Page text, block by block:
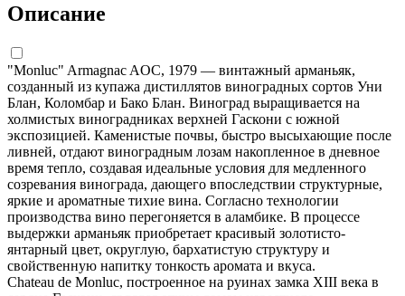
Описание
"Monluc" Armagnac AOC, 1979 — винтажный арманьяк,
созданный из купажа дистиллятов виноградных сортов Уни
Блан, Коломбар и Бако Блан. Виноград выращивается на
холмистых виноградниках верхней Гаскони с южной
экспозицией. Каменистые почвы, быстро высыхающие после
ливней, отдают виноградным лозам накопленное в дневное
время тепло, создавая идеальные условия для медленного
созревания винограда, дающего впоследствии структурные,
яркие и ароматные тихие вина. Согласно технологии
производства вино перегоняется в аламбике. В процессе
выдержки арманьяк приобретает красивый золотисто-
янтарный цвет, округлую, бархатистую структуру и
свойственную напитку тонкость аромата и вкуса.
Chateau de Monluc, построенное на руинах замка XIII века в